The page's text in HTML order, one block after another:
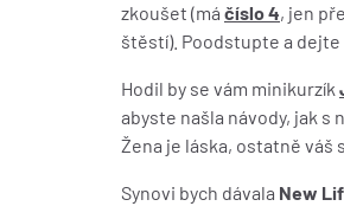
zkoušet (má číslo 4, jen
štěstí). Poodstupte a
Hodil by se vám minikurzík
abyste našla návody, jak
Žena je láska, ostatně váš
Synovi bych dávala New